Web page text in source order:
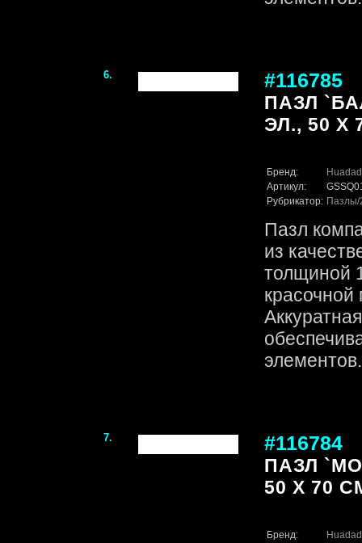
6. #116785
ПАЗЛ
ЭЛ., 50 Х
Бренд:
Артикул:
Рубрикатор: Пазлы/
Пазл
из
толщиной
красочной
7. #116784
ПАЗЛ
50 Х 70
Бренд: